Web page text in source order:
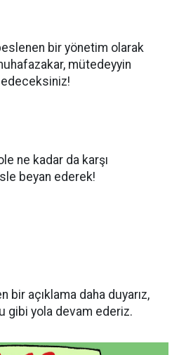
bir yönetim olarak
mütedeyyin
ne kadar da karşı
beyan ederek!
bir açıklama daha duyarız,
gibi yola devam ederiz.